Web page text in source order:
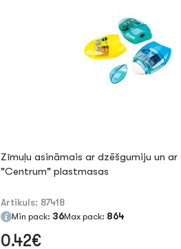
Zīmuļu asināmais ar dzēšgumiju un ar
"Centrum" plastmasas
Artikuls: 87418
Min pack: 36Max pack: 864
0.42€